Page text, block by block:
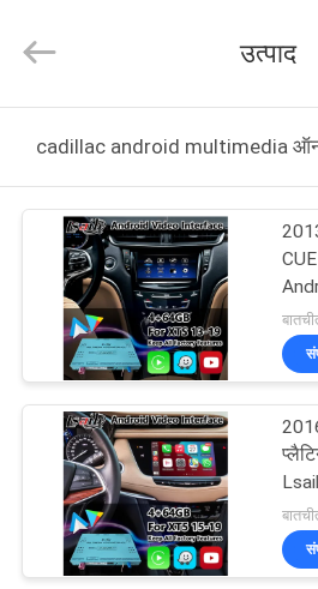
उत्पादों
वीडियो
बारे
कारखाना
भ्रमण
Electron
Co.,Ltd.
Reserved.
उत्पाद
cadillac android multimedia